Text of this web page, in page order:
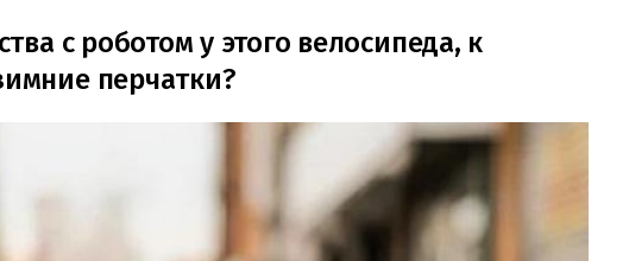
с роботом у этого велосипеда, к
перчатки?